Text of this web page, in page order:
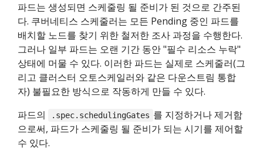
파드는 생성되면 스케줄링 될 준비가 된 것으로 간주된
다. 쿠버네티스 스케줄러는 모든 Pending 중인 파드를
배치할 노드를 찾기 위한 철저한 조사 과정을 수행한다.
그러나 일부 파드는 오랜 기간 동안 "필수 리소스 누락"
상태에 머물 수 있다. 이러한 파드는 실제로 스케줄러(그
리고 클러스터 오토스케일러와 같은 다운스트림 통합
자) 불필요한 방식으로 작동하게 만들 수 있다.
파드의
.spec.schedulingGates 를 지정하거나 제거함
으로써, 파드가 스케줄링 될 준비가 되는 시기를 제어할
수 있다.